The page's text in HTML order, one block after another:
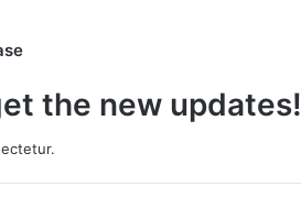
the new updates!